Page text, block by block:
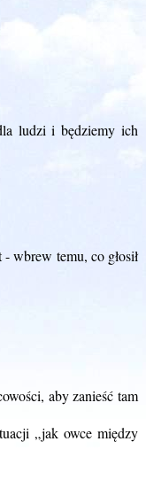
ludzi i będziemy ich
wbrew temu, co głosił
aby zanieść tam
„jak owce między